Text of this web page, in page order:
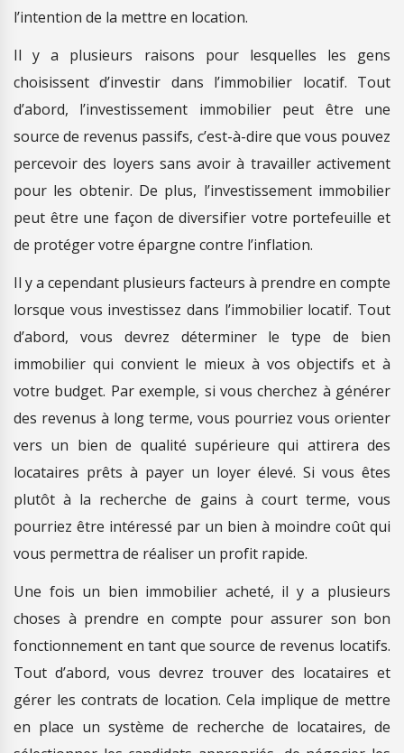
l’intention de la mettre en location.
Il y a plusieurs raisons pour lesquelles les gens
choisissent d’investir dans l’immobilier locatif. Tout
d’abord, l’investissement immobilier peut être une
source de revenus passifs, c’est-à-dire que vous pouvez
percevoir des loyers sans avoir à travailler activement
pour les obtenir. De plus, l’investissement immobilier
peut être une façon de diversifier votre portefeuille et
de protéger votre épargne contre l’inflation.
Il y a cependant plusieurs facteurs à prendre en compte
lorsque vous investissez dans l’immobilier locatif. Tout
d’abord, vous devrez déterminer le type de bien
immobilier qui convient le mieux à vos objectifs et à
votre budget. Par exemple, si vous cherchez à générer
des revenus à long terme, vous pourriez vous orienter
vers un bien de qualité supérieure qui attirera des
locataires prêts à payer un loyer élevé. Si vous êtes
plutôt à la recherche de gains à court terme, vous
pourriez être intéressé par un bien à moindre coût qui
vous permettra de réaliser un profit rapide.
Une fois un bien immobilier acheté, il y a plusieurs
choses à prendre en compte pour assurer son bon
fonctionnement en tant que source de revenus locatifs.
Tout d’abord, vous devrez trouver des locataires et
gérer les contrats de location. Cela implique de mettre
en place un système de recherche de locataires, de